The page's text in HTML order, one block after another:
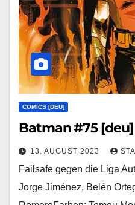
COMICS [DEU]
Batman #75 [deu]
13. AUGUST 2023
Failsafe gegen die Liga
Jorge Jiménez, Belén